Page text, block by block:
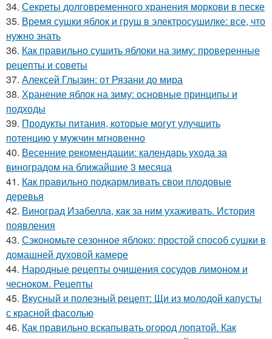
34. Секреты долговременного хранения моркови в песке
35. Время сушки яблок и груш в электросушилке: все, что
нужно знать
36. Как правильно сушить яблоки на зиму: проверенные
рецепты и советы
37. Алексей Глызин: от Рязани до мира
38. Хранение яблок на зиму: основные принципы и
подходы
39. Продукты питания, которые могут улучшить
потенцию у мужчин мгновенно
40. Весенние рекомендации: календарь ухода за
виноградом на ближайшие 3 месяца
41. Как правильно подкармливать свои плодовые
деревья
42. Виноград Изабелла, как за ним ухаживать. История
появления
43. Сэкономьте сезонное яблоко: простой способ сушки в
домашней духовой камере
44. Народные рецепты очищения сосудов лимоном и
чесноком. Рецепты
45. Вкусный и полезный рецепт: Щи из молодой капусты
с красной фасолью
46. Как правильно вскапывать огород лопатой. Как